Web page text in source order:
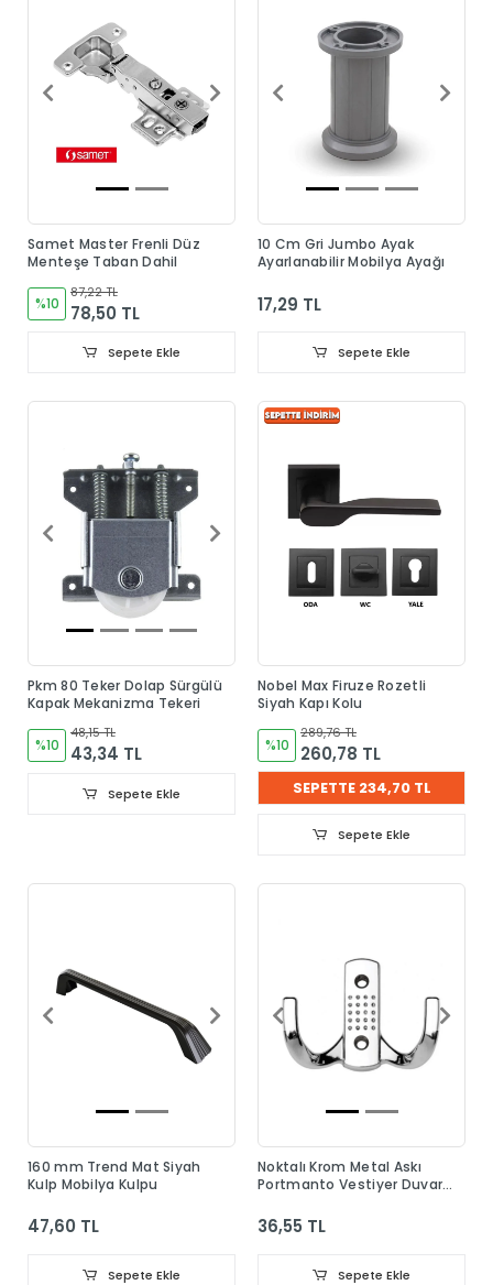
Samet Master Frenli Düz
Menteşe Taban Dahil
%10
87,22 TL
78,50 TL
Sepete Ekle
10 Cm Gri Jumbo Ayak
Ayarlanabilir Mobilya Ayağı
17,29 TL
Sepete Ekle
Pkm 80 Teker Dolap Sürgülü
Kapak Mekanizma Tekeri
%10
48,15 TL
43,34 TL
Sepete Ekle
Nobel Max Firuze Rozetli
Siyah Kapı Kolu
%10
289,76 TL
260,78 TL
SEPETTE 234,70 TL
Sepete Ekle
160 mm Trend Mat Siyah
Kulp Mobilya Kulpu
47,60 TL
Sepete Ekle
Noktalı Krom Metal Askı
Portmanto Vestiyer Duvar
36,55 TL
Sepete Ekle